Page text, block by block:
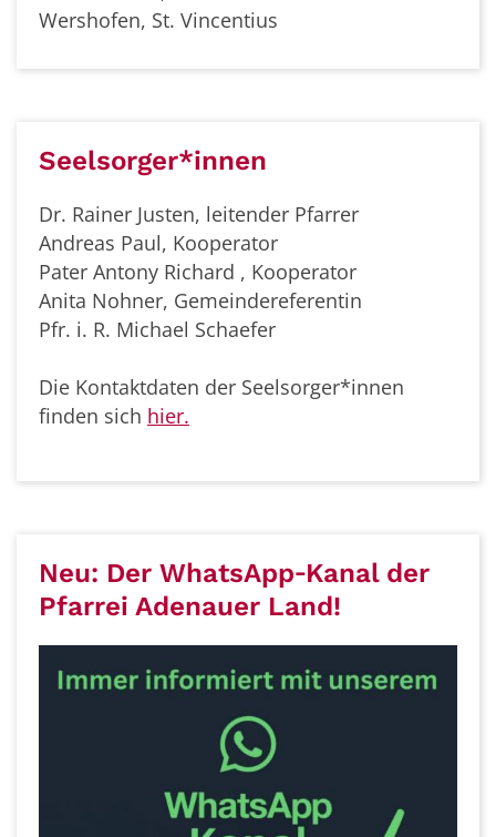
Wershofen, St. Vincentius
Seelsorger*innen
Dr. Rainer Justen, leitender Pfarrer
Andreas Paul, Kooperator
Pater Antony Richard , Kooperator
Anita Nohner, Gemeindereferentin
Pfr. i. R. Michael Schaefer
Die Kontaktdaten der Seelsorger*innen
finden sich hier.
Neu: Der WhatsApp‑Kanal der
Pfarrei Adenauer Land!